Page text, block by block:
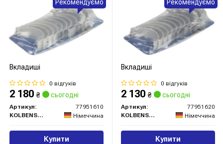
Вкладиші
0 відгуків
2 180 ₴ сьогодні
Артикул:
77951610
KOLBENSCHMIDT
Німеччина
Купити
Рекомендуємо
Вкладиші
0 відгуків
2 130 ₴ сьогодні
Артикул:
77951620
KOLBENSCHMIDT
Німеччина
Купити
Рекомендуємо